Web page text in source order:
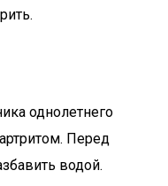
однолетнего
Перед
водой.